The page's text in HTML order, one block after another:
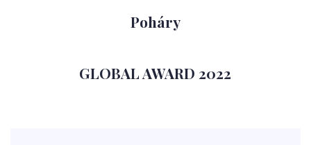
Poháry
GLOBAL AWARD 2022